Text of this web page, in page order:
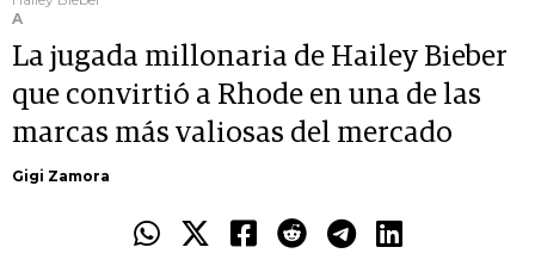
A
La jugada millonaria de Hailey Bieber
que convirtió a Rhode en una de las
marcas más valiosas del mercado
Gigi Zamora